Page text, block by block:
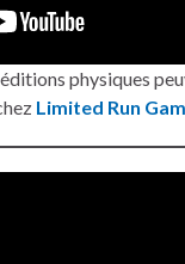
physiques
Limited Run